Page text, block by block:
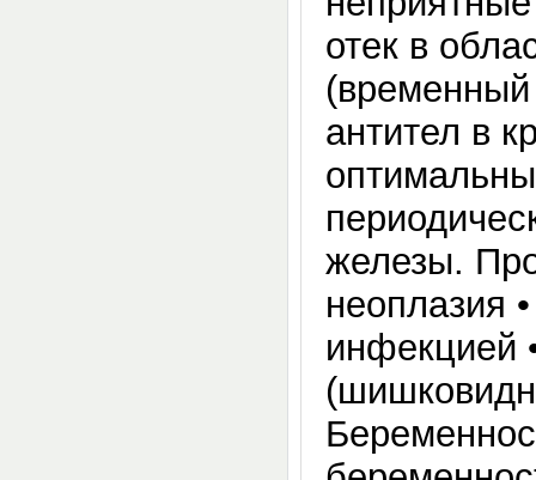
отек в
антител в
железы.
неоплазия
инфекцией